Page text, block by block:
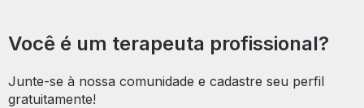
Você é um terapeuta profissional?
Junte-se à nossa comunidade e cadastre seu perfil
gratuitamente!